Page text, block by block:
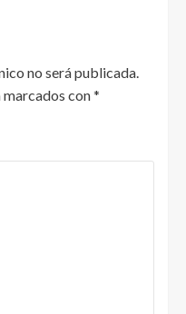
no será publicada.
con*